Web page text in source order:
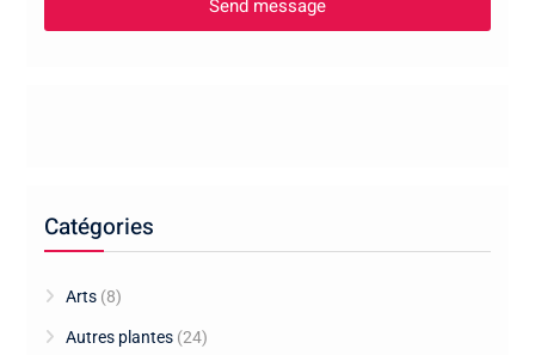
Catégories
Arts (8)
Autres plantes (24)